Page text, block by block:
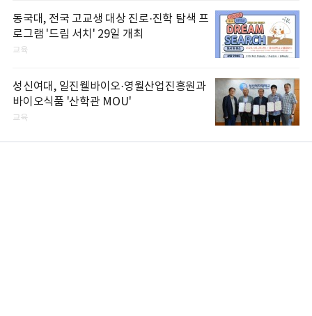
동국대, 전국 고교생 대상 진로·진학 탐색 프
로그램 '드림 서치' 29일 개최
교육
성신여대, 일진웰바이오·영월산업진흥원과
바이오식품 '산학관 MOU'
교육